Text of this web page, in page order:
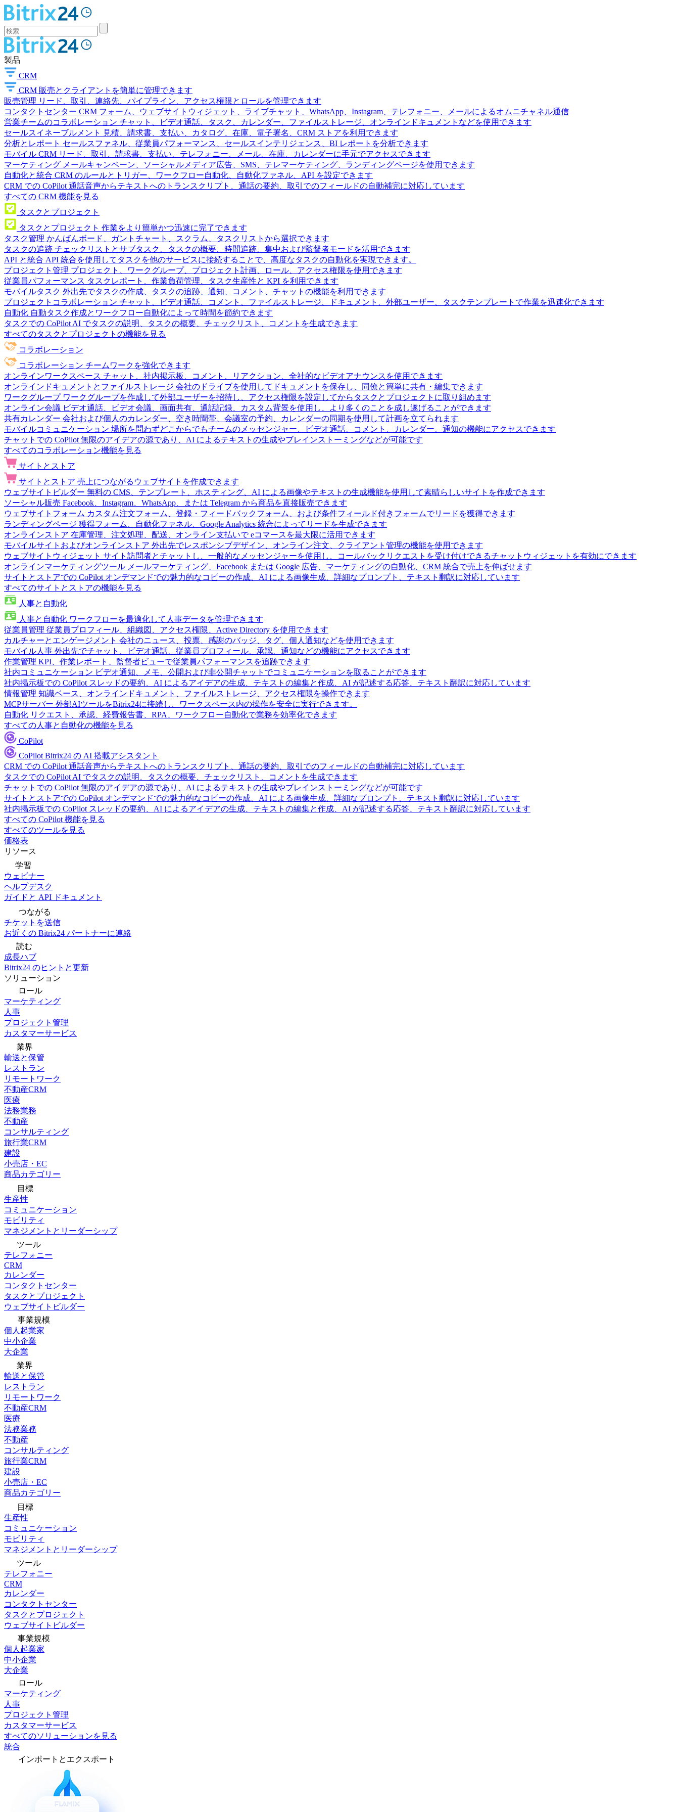
製品
CRM
CRM 販売とクライアントを簡単に管理できます
販売管理 リード、取引、連絡先、パイプライン、アクセス権限とロールを管理できます
コンタクトセンター CRM フォーム、ウェブサイトウィジェット、ライブチャット、WhatsApp、Instagram、テレフォニー、メールによるオムニチャネル通信
営業チームのコラボレーション チャット、ビデオ通話、タスク、カレンダー、ファイルストレージ、オンラインドキュメントなどを使用できます
セールスイネーブルメント
見積、請求書、支払い、カタログ、在庫、電子署名、CRM ストアを利用できます
分析とレポート セールスファネル、従業員パフォーマンス、セールスインテリジェンス、BI レポートを分析できます
モバイル CRM リード、取引、請求書、支払い、テレフォニー、メール、在庫、カレンダーに手元でアクセスできます
マーケティング メールキャンペーン、ソーシャルメディア広告、SMS、テレマーケティング、ランディングページを使用できます
自動化と統合 CRM のルールとトリガー、ワークフロー自動化、自動化ファネル、API を設定できます
CRM での CoPilot 通話音声からテキストへのトランスクリプト、通話の要約、取引でのフィールドの自動補完に対応しています
すべての CRM 機能を見る
タスクとプロジェクト
タスクとプロジェクト 作業をより簡単かつ迅速に完了できます
タスク管理 かんばんボード、ガントチャート、スクラム、タスクリストから選択できます
タスクの追跡 チェックリストとサブタスク、タスクの概要、時間追跡、集中および監督者モードを活用できます
API と統合 API 統合を使用してタスクを他のサービスに接続することで、高度なタスクの自動化を実現できます。
プロジェクト管理 プロジェクト、ワークグループ、プロジェクト計画、ロール、アクセス権限を使用できます
従業員パフォーマンス タスクレポート、作業負荷管理、タスク生産性と KPI を利用できます
モバイルタスク 外出先でタスクの作成、タスクの追跡、通知、コメント、チャットの機能を利用できます
プロジェクトコラボレーション チャット、ビデオ通話、コメント、ファイルストレージ、ドキュメント、外部ユーザー、タスクテンプレートで作業を迅速化できます
自動化 自動タスク作成とワークフロー自動化によって時間を節約できます
タスクでの CoPilot AI でタスクの説明、タスクの概要、チェックリスト、コメントを生成できます
すべてのタスクとプロジェクトの機能を見る
コラボレーション
コラボレーション チームワークを強化できます
オンラインワークスペース チャット、社内掲示板、コメント、リアクション、全社的なビデオアナウンスを使用できます
オンラインドキュメントとファイルストレージ 会社のドライブを使用してドキュメントを保存し、同僚と簡単に共有・編集できます
ワークグループ ワークグループを作成して外部ユーザーを招待し、アクセス権限を設定してからタスクとプロジェクトに取り組めます
オンライン会議 ビデオ通話、ビデオ会議、画面共有、通話記録、カスタム背景を使用し、より多くのことを成し遂げることができます
共有カレンダー 会社および個人のカレンダー、空き時間帯、会議室の予約、カレンダーの同期を使用して計画を立てられます
モバイルコミュニケーション 場所を問わずどこからでもチームのメッセンジャー、ビデオ通話、コメント、カレンダー、通知の機能にアクセスできます
チャットでの CoPilot 無限のアイデアの源であり、AI によるテキストの生成やブレインストーミングなどが可能です
すべてのコラボレーション機能を見る
サイトとストア
サイトとストア 売上につながるウェブサイトを作成できます
ウェブサイトビルダー 無料の CMS、テンプレート、ホスティング、AI による画像やテキストの生成機能を使用して素晴らしいサイトを作成できます
ソーシャル販売 Facebook、Instagram、WhatsApp、または Telegram から商品を直接販売できます
ウェブサイトフォーム カスタム注文フォーム、登録・フィードバックフォーム、および条件フィールド付きフォームでリードを獲得できます
ランディングページ 獲得フォーム、自動化ファネル、Google Analytics 統合によってリードを生成できます
オンラインストア 在庫管理、注文処理、配送、オンライン支払いで eコマースを最大限に活用できます
モバイルサイトおよびオンラインストア 外出先でレスポンシブデザイン、オンライン注文、クライアント管理の機能を使用できます
ウェブサイトウィジェット サイト訪問者とチャットし、一般的なメッセンジャーを使用し、コールバックリクエストを受け付けできるチャットウィジェットを有効にできます
オンラインマーケティングツール メールマーケティング、Facebook または Google 広告、マーケティングの自動化、CRM 統合で売上を伸ばせます
サイトとストアでの CoPilot オンデマンドでの魅力的なコピーの作成、AI による画像生成、詳細なプロンプト、テキスト翻訳に対応しています
すべてのサイトとストアの機能を見る
人事と自動化
人事と自動化 ワークフローを最適化して人事データを管理できます
従業員管理 従業員プロフィール、組織図、アクセス権限、Active Directory を使用できます
カルチャーとエンゲージメント 会社のニュース、投票、感謝のバッジ、タグ、個人通知などを使用できます
モバイル人事 外出先でチャット、ビデオ通話、従業員プロフィール、承認、通知などの機能にアクセスできます
作業管理 KPI、作業レポート、監督者ビューで従業員パフォーマンスを追跡できます
社内コミュニケーション ビデオ通知、メモ、公開および非公開チャットでコミュニケーションを取ることができます
社内掲示板での CoPilot スレッドの要約、AI によるアイデアの生成、テキストの編集と作成、AI が記述する応答、テキスト翻訳に対応しています
情報管理 知識ベース、オンラインドキュメント、ファイルストレージ、アクセス権限を操作できます
MCPサーバー 外部AIツールをBitrix24に接続し、ワークスペース内の操作を安全に実行できます。
自動化 リクエスト、承認、経費報告書、RPA、ワークフロー自動化で業務を効率化できます
すべての人事と自動化の機能を見る
CoPilot
CoPilot Bitrix24 の AI 搭載アシスタント
CRM での CoPilot 通話音声からテキストへのトランスクリプト、通話の要約、取引でのフィールドの自動補完に対応しています
タスクでの CoPilot AI でタスクの説明、タスクの概要、チェックリスト、コメントを生成できます
チャットでの CoPilot 無限のアイデアの源であり、AI によるテキストの生成やブレインストーミングなどが可能です
サイトとストアでの CoPilot オンデマンドでの魅力的なコピーの作成、AI による画像生成、詳細なプロンプト、テキスト翻訳に対応しています
社内掲示板での CoPilot スレッドの要約、AI によるアイデアの生成、テキストの編集と作成、AI が記述する応答、テキスト翻訳に対応しています
すべての CoPilot 機能を見る
すべてのツールを見る
価格表
リソース
学習
ウェビナー
ヘルプデスク
ガイドと API ドキュメント
つながる
チケットを送信
お近くの Bitrix24 パートナーに連絡
読む
成長ハブ
Bitrix24 のヒントと更新
ソリューション
ロール
マーケティング
人事
プロジェクト管理
カスタマーサービス
業界
輸送と保管
レストラン
リモートワーク
不動産CRM
医療
法務業務
不動産
コンサルティング
旅行業CRM
建設
小売店・EC
商品カテゴリー
目標
生産性
コミュニケーション
モビリティ
マネジメントとリーダーシップ
ツール
テレフォニー
CRM
カレンダー
コンタクトセンター
タスクとプロジェクト
ウェブサイトビルダー
事業規模
個人起業家
中小企業
大企業
業界
輸送と保管
レストラン
リモートワーク
不動産CRM
医療
法務業務
不動産
コンサルティング
旅行業CRM
建設
小売店・EC
商品カテゴリー
目標
生産性
コミュニケーション
モビリティ
マネジメントとリーダーシップ
ツール
テレフォニー
CRM
カレンダー
コンタクトセンター
タスクとプロジェクト
ウェブサイトビルダー
事業規模
個人起業家
中小企業
大企業
ロール
マーケティング
人事
プロジェクト管理
カスタマーサービス
すべてのソリューションを見る
統合
インポートとエクスポート